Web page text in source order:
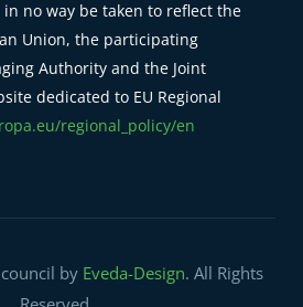
no way be taken to reflect the
Union, the participating
Authority and the Joint
dedicated to EU Regional
regional_policy/en
by Eveda-Design. All Rights